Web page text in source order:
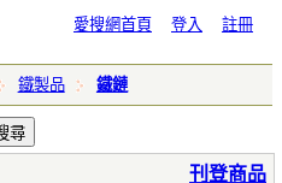
愛搜網首頁 登入 註冊
鐵製品 鐵鏈
刊登商品